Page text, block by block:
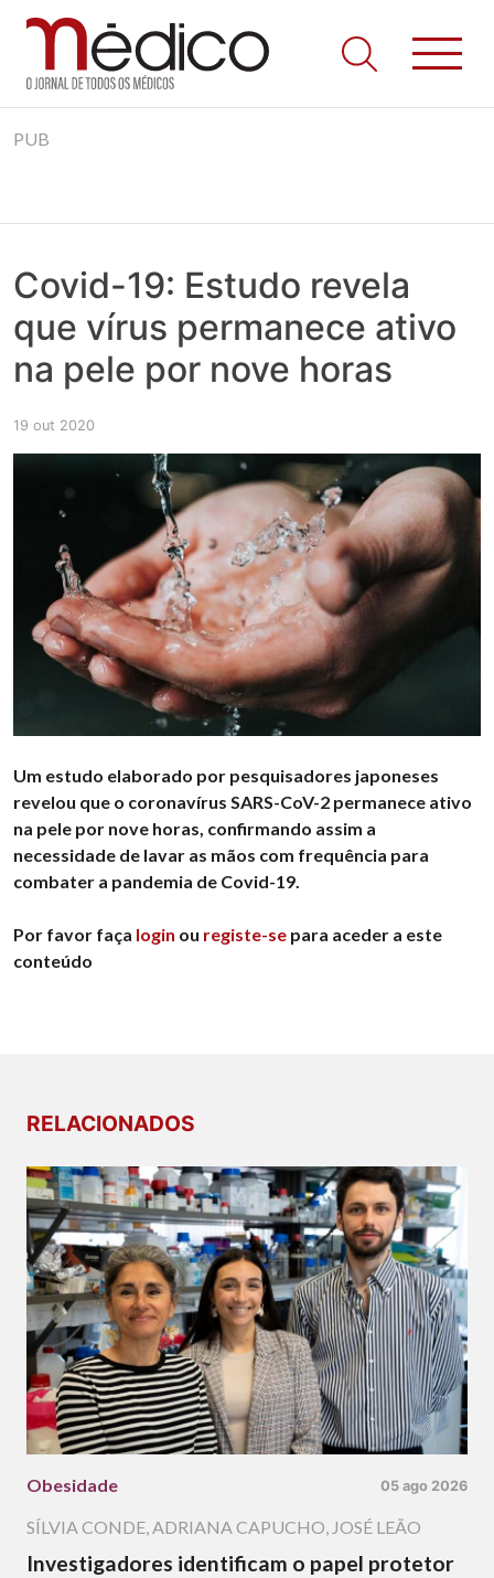
to
Jornal Médico
Médico – O Jornal de Todos os Médicos. Onde as notícias
realmente contam! Tudo o que se passa na Saúde!
PUB
Covid-19: Estudo revela
que vírus permanece ativo
na pele por nove horas
19 out 2020
Um estudo elaborado por pesquisadores japoneses
revelou que o coronavírus SARS-CoV-2 permanece ativo
na pele por nove horas, confirmando assim a
necessidade de lavar as mãos com frequência para
combater a pandemia de Covid-19.
Por favor faça login ou registe-se para aceder a este
conteúdo
RELACIONADOS
Obesidade 05 ago 2026
SÍLVIA CONDE,ADRIANA CAPUCHO, JOSÉ LEÃO
Investigadores identificam o papel protetor